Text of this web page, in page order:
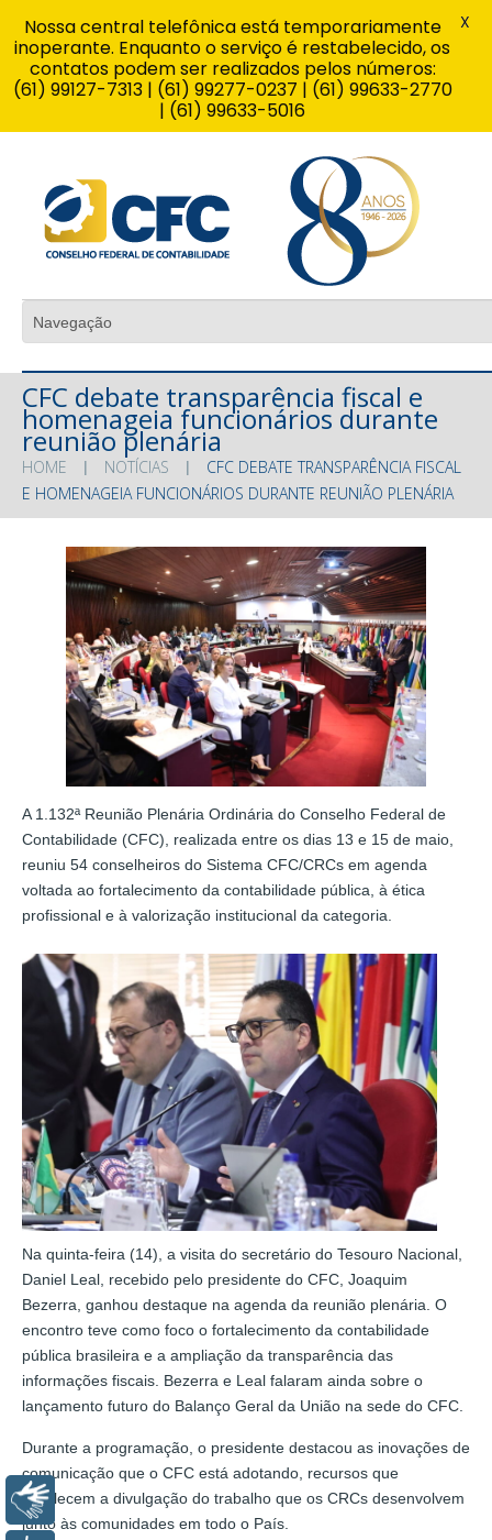
CFC debate transparência fiscal e
homenageia funcionários durante
reunião plenária
HOME NOTÍCIAS
CFC DEBATE TRANSPARÊNCIA FISCAL
E HOMENAGEIA FUNCIONÁRIOS DURANTE REUNIÃO PLENÁRIA
A 1.132ª Reunião Plenária Ordinária do Conselho Federal de
Contabilidade (CFC), realizada entre os dias 13 e 15 de maio,
reuniu 54 conselheiros do Sistema CFC/CRCs em agenda
voltada ao fortalecimento da contabilidade pública, à ética
profissional e à valorização institucional da categoria.
Na quinta-feira (14), a visita do secretário do Tesouro Nacional,
Daniel Leal, recebido pelo presidente do CFC, Joaquim
Bezerra, ganhou destaque na agenda da reunião plenária. O
encontro teve como foco o fortalecimento da contabilidade
pública brasileira e a ampliação da transparência das
informações fiscais. Bezerra e Leal falaram ainda sobre o
lançamento futuro do Balanço Geral da União na sede do CFC.
Durante a programação, o presidente destacou as inovações de
comunicação que o CFC está adotando, recursos que
fortalecem a divulgação do trabalho que os CRCs desenvolvem
junto às comunidades em todo o País.
Nossa central telefônica está temporariamente
inoperante. Enquanto o serviço é restabelecido, os
contatos podem ser realizados pelos números:
(61) 99127-7313 | (61) 99277-0237 | (61) 99633-2770
| (61) 99633-5016
X
Libras